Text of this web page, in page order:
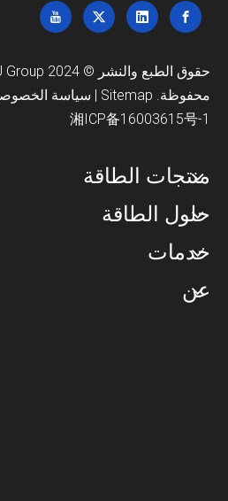
محفوظة. Sitemap
| سياسة
湘ICP备16003615号-1
منتجات الطاقة
حلول الطاقة
خدمات
عن